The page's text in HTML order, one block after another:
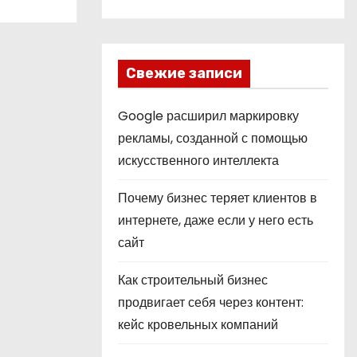
Свежие записи
Google расширил маркировку
рекламы, созданной с помощью
искусственного интеллекта
Почему бизнес теряет клиентов в
интернете, даже если у него есть
сайт
Как строительный бизнес
продвигает себя через контент:
кейс кровельных компаний